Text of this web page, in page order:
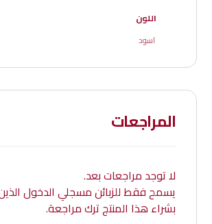
اللون
اسود
المراجعات
لا توجد مراجعات بعد.
يسمح فقط للزبائن مسجلي الدخول
بشراء هذا المنتج ترك مراجعة.